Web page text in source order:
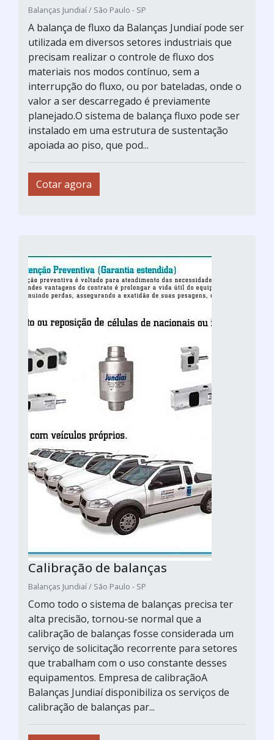
Balanças Jundiaí / São Paulo - SP
A balança de fluxo da Balanças Jundiaí pode ser
utilizada em diversos setores industriais que
precisam realizar o controle de fluxo dos
materiais nos modos contínuo, sem a
interrupção do fluxo, ou por bateladas, onde o
valor a ser descarregado é previamente
planejado.O sistema de balança fluxo pode ser
instalado em uma estrutura de sustentação
apoiada ao piso, que pod...
Cotar agora
Calibração de balanças
Balanças Jundiaí / São Paulo - SP
Como todo o sistema de balanças precisa ter
alta precisão, tornou-se normal que a
calibração de balanças fosse considerada um
serviço de solicitação recorrente para setores
que trabalham com o uso constante desses
equipamentos. Empresa de calibraçãoA
Balanças Jundiaí disponibiliza os serviços de
calibração de balanças par...